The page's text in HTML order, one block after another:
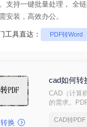
不乱码
安装，高效办公。
工具直达： PDF转Word
换
cad如何转
CAD（计算
的需求。
CAD转PDF